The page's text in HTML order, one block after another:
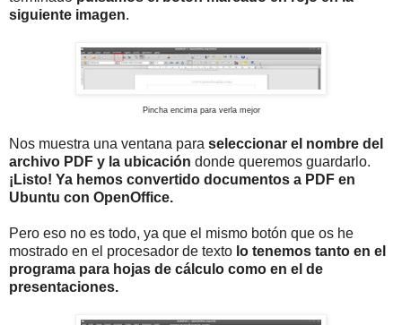
siguiente imagen.
Pincha encima para verla mejor
Nos muestra una ventana para seleccionar el nombre del
archivo PDF y la ubicación donde queremos guardarlo.
¡Listo! Ya hemos convertido documentos a PDF en
Ubuntu con OpenOffice.
Pero eso no es todo, ya que el mismo botón que os he
mostrado en el procesador de texto lo tenemos tanto en el
programa para hojas de cálculo como en el de
presentaciones.